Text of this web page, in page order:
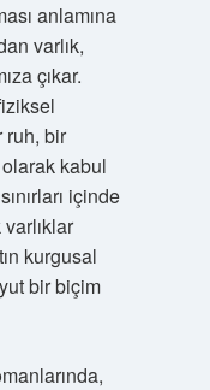
anlamına
varlık,
çıkar.
ruh, bir
kabul
içinde
kurgusal
bir biçim